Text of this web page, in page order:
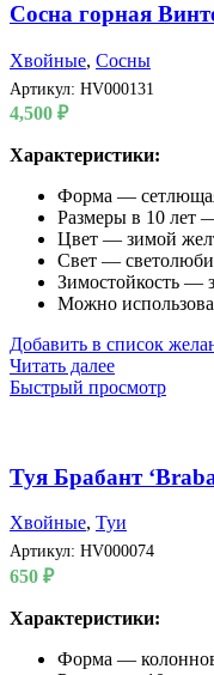
Сосна горная
Хвойные, Сосны
Артикул: HV000131
4,500 ₽
Характеристики:
Форма —
Размеры в 10 лет
Цвет — зимой
Свет —
Зимостойкость —
Можно
Добавить в список
Читать далее
Быстрый просмотр
Туя Брабант
Хвойные, Туи
Артикул: HV000074
650 ₽
Характеристики:
Форма —